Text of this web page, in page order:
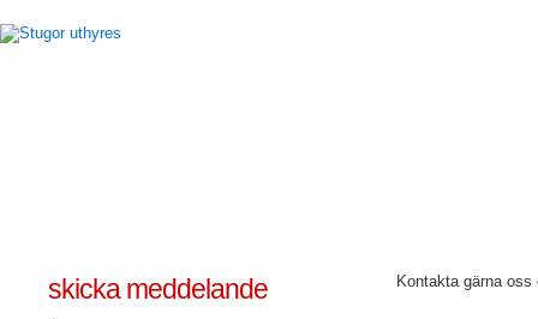
Kontakta gärna oss
skicka meddelande